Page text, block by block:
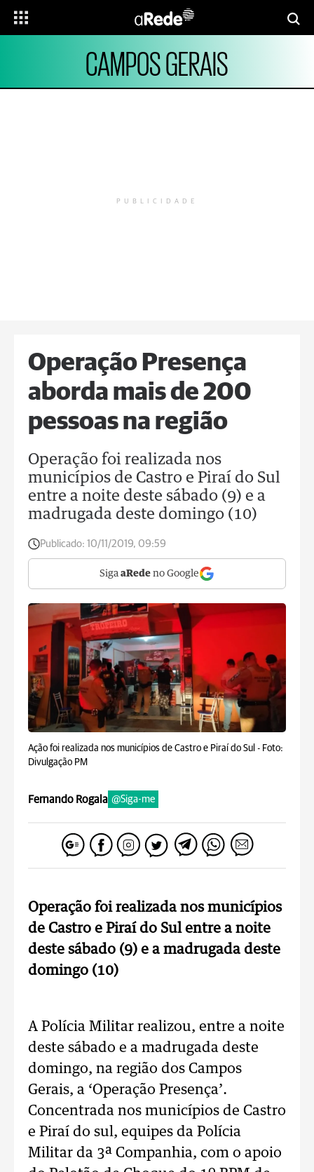
CAMPOS GERAIS
PUBLICIDADE
Operação Presença
aborda mais de 200
pessoas na região
Operação foi realizada nos
municípios de Castro e Piraí do Sul
entre a noite deste sábado (9) e a
madrugada deste domingo (10)
Publicado: 10/11/2019, 09:59
Siga aRede no Google
Ação foi realizada nos municípios de Castro e Piraí do Sul - Foto:
Divulgação PM
Fernando Rogala @Siga-me
Operação foi realizada nos municípios
de Castro e Piraí do Sul entre a noite
deste sábado (9) e a madrugada deste
domingo (10)
A Polícia Militar realizou, entre a noite
deste sábado e a madrugada deste
domingo, na região dos Campos
Gerais, a ‘Operação Presença’.
Concentrada nos municípios de Castro
e Piraí do sul, equipes da Polícia
Militar da 3ª Companhia, com o apoio